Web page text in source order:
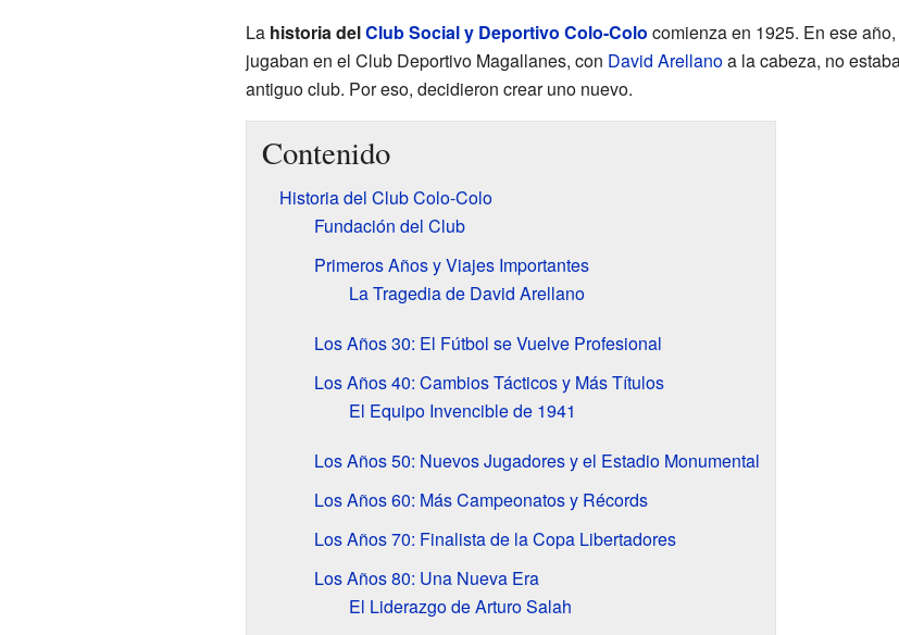
La historia delClub Social y Deportivo Colo-Colo comienza en 1925. En ese
jugaban en el Club Deportivo Magallanes, con David Arellanoa la cabeza, no
antiguo club. Por eso, decidieron crear uno nuevo.
Contenido
Historia del Club Colo-Colo
Fundación del Club
Primeros Años y Viajes Importantes
La Tragedia de David Arellano
Los Años 30: El Fútbol se Vuelve Profesional
Los Años 40: Cambios Tácticos y Más Títulos
El Equipo Invencible de 1941
Los Años 50: Nuevos Jugadores y el Estadio Monumental
Los Años 60: Más Campeonatos y Récords
Los Años 70: Finalista de la Copa Libertadores
Los Años 80: Una Nueva Era
El Liderazgo de Arturo Salah